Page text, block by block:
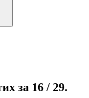
за 16 / 29.